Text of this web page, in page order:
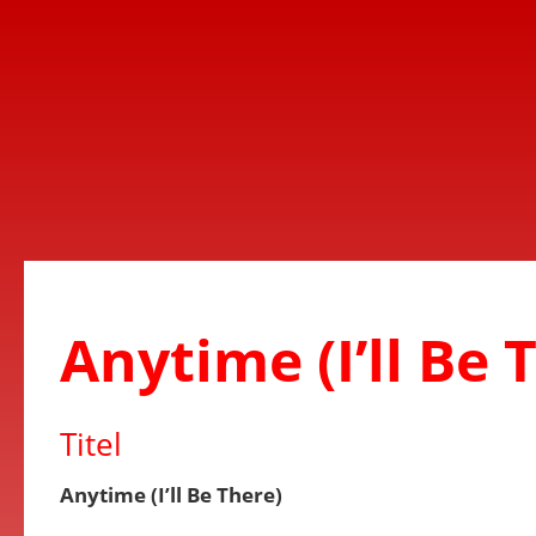
Anytime (I’ll Be
Titel
Anytime (I’ll Be There)